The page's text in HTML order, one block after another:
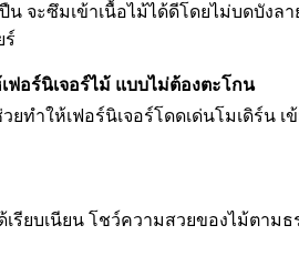
จะซึมเข้าเนื้อไม้ได้ดีโดยไม่บดบังล
ร์
ฟอร์นิเจอร์ไม้ แบบไม่ต้องตะโกน
ำให้เฟอร์นิเจอร์โดดเด่นโมเดิร์
รียบเนียน โชว์ความสวยของไม้ตาม